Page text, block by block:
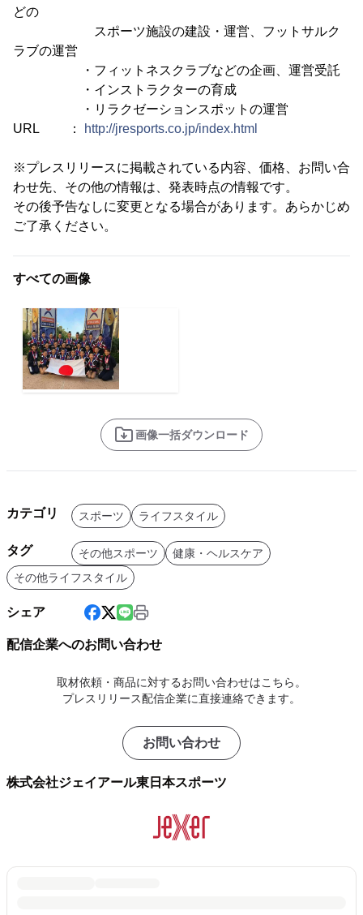
どの
スポーツ施設の建設・運営、フットサルク
ラブの運営
・フィットネスクラブなどの企画、運営受託
・インストラクターの育成
・リラクゼーションスポットの運営
URL ：
http://jresports.co.jp/index.html
※プレスリリースに掲載されている内容、価格、お問い合
わせ先、その他の情報は、発表時点の情報です。
その後予告なしに変更となる場合があります。あらかじめ
ご了承ください。
すべての画像
画像一括ダウンロード
カテゴリ スポーツ ライフスタイル
タグ その他スポーツ
健康・ヘルスケア
その他ライフスタイル
シェア
配信企業へのお問い合わせ
取材依頼・商品に対するお問い合わせはこちら。
プレスリリース配信企業に直接連絡できます。
お問い合わせ
株式会社ジェイアール東日本スポーツ